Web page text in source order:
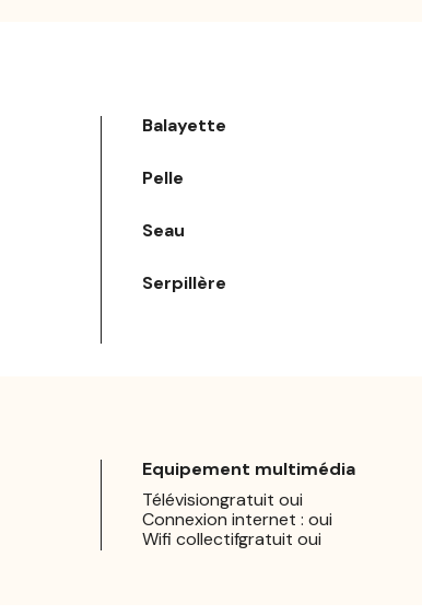
Balayette
Pelle
Seau
Serpillère
Equipement multimédia
Télévisiongratuit oui
Connexion internet : oui
Wifi collectifgratuit oui